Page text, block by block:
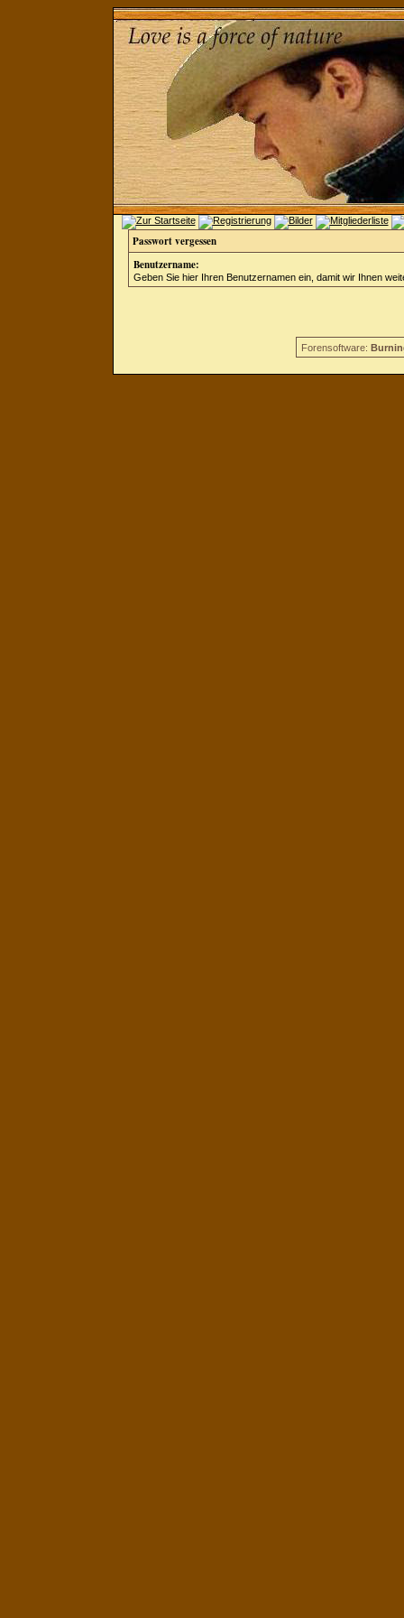
Passwort vergessen
Benutzername:
Geben Sie hier Ihren Benutzernamen ein, damit wir Ihnen
Forensoftware: